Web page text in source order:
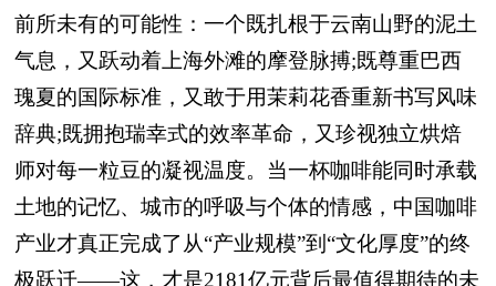
前所未有的可能性：一个既扎根于云南山野的泥土
气息，又跃动着上海外滩的摩登脉搏;既尊重巴西
瑰夏的国际标准，又敢于用茉莉花香重新书写风味
辞典;既拥抱瑞幸式的效率革命，又珍视独立烘焙
师对每一粒豆的凝视温度。当一杯咖啡能同时承载
土地的记忆、城市的呼吸与个体的情感，中国咖啡
产业才真正完成了从“产业规模”到“文化厚度”的终
极跃迁——这，才是2181亿元背后最值得期待的未